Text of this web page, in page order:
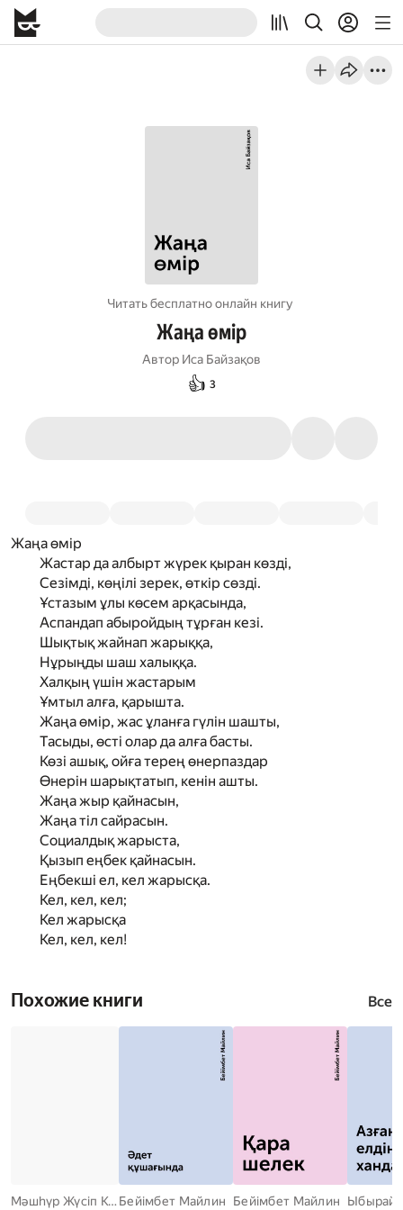
Читать бесплатно онлайн книгу
Жаңа өмір
Автор Иса Байзақов
👍 3
Жаңа өмір
Жастар да албырт жүрек қыран көзді,
Сезімді, көңілі зерек, өткір сөзді.
Ұстазым ұлы көсем арқасында,
Аспандап абыройдың тұрған кезі.
Шықтық жайнап жарыққа,
Нұрыңды шаш халыққа.
Халқың үшін жастарым
Ұмтыл алға, қарышта.
Жаңа өмір, жас ұланға гүлін шашты,
Тасыды, өсті олар да алға басты.
Көзі ашық, ойға терең өнерпаздар
Өнерін шарықтатып, кенін ашты.
Жаңа жыр қайнасын,
Жаңа тіл сайрасын.
Социалдық жарыста,
Қызып еңбек қайнасын.
Еңбекші ел, кел жарысқа.
Кел, кел, кел;
Кел жарысқа
Кел, кел, кел!
Похожие книги Все
Мәшһүр Жүсіп Көпейұлы Бейімбет Майлин
Бейімбет Майлин